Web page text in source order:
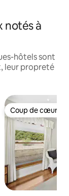
notés à
hôtels sont
leur propreté
Coup de cœur
Coup de cœur